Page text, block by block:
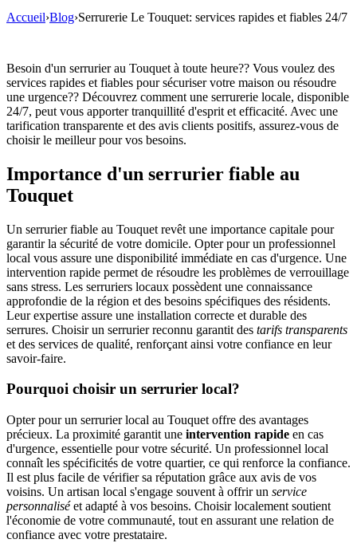
Accueil›Blog›Serrurerie Le Touquet: services rapides et fiables 24/7
Besoin d'un serrurier au Touquet à toute heure?? Vous voulez des
services rapides et fiables pour sécuriser votre maison ou résoudre
une urgence?? Découvrez comment une serrurerie locale, disponible
24/7, peut vous apporter tranquillité d'esprit et efficacité. Avec une
tarification transparente et des avis clients positifs, assurez-vous de
choisir le meilleur pour vos besoins.
Importance d'un serrurier fiable au
Touquet
Un serrurier fiable au Touquet revêt une importance capitale pour
garantir la sécurité de votre domicile. Opter pour un professionnel
local vous assure une disponibilité immédiate en cas d'urgence. Une
intervention rapide permet de résoudre les problèmes de verrouillage
sans stress. Les serruriers locaux possèdent une connaissance
approfondie de la région et des besoins spécifiques des résidents.
Leur expertise assure une installation correcte et durable des
serrures. Choisir un serrurier reconnu garantit des tarifs transparents
et des services de qualité, renforçant ainsi votre confiance en leur
savoir-faire.
Pourquoi choisir un serrurier local?
Opter pour un serrurier local au Touquet offre des avantages
précieux. La proximité garantit une intervention rapide en cas
d'urgence, essentielle pour votre sécurité. Un professionnel local
connaît les spécificités de votre quartier, ce qui renforce la confiance.
Il est plus facile de vérifier sa réputation grâce aux avis de vos
voisins. Un artisan local s'engage souvent à offrir un service
personnaliséet adapté à vos besoins. Choisir localement soutient
l'économie de votre communauté, tout en assurant une relation de
confiance avec votre prestataire.